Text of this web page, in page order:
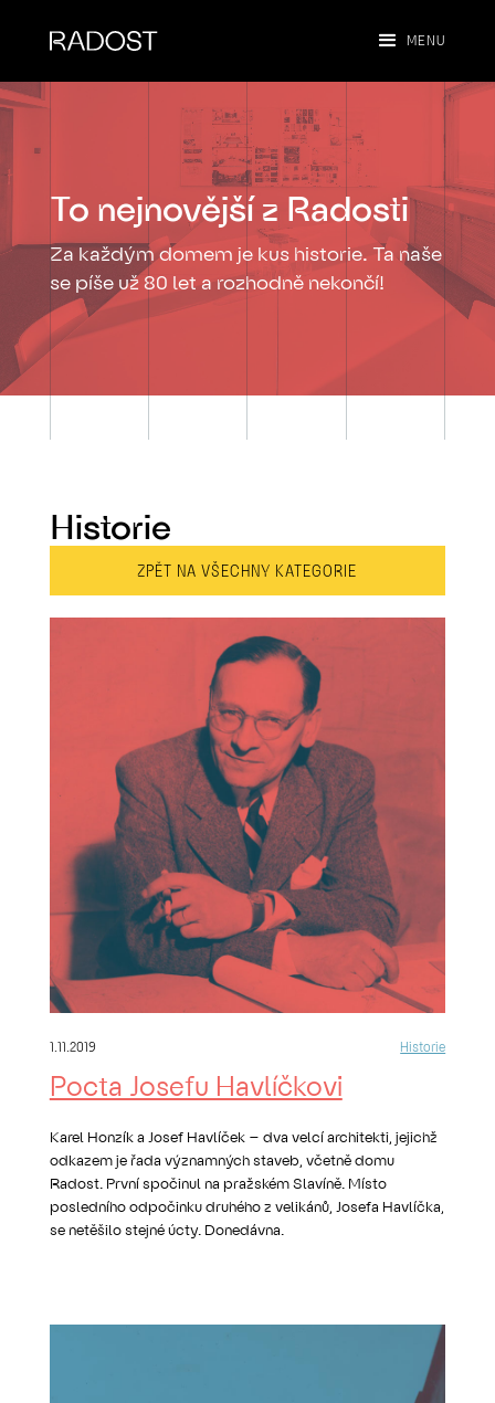
MENU
To nejnovější z Radosti
Za každým domem je kus historie. Ta naše
se píše už 80 let a rozhodně nekončí!
Historie
ZPĚT NA VŠECHNY KATEGORIE
1.11.2019 Historie
Pocta Josefu Havlíčkovi
Karel Honzík a Josef Havlíček – dva velcí architekti, jejichž
odkazem je řada významných staveb, včetně domu
Radost. První spočinul na pražském Slavíně. Místo
posledního odpočinku druhého z velikánů, Josefa Havlíčka,
se netěšilo stejné úcty. Donedávna.